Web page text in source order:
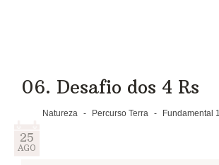
06. Desafio dos 4 Rs
Natureza - Percurso Terra - Fundamental 1
25
AGO